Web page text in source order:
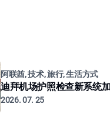
阿联酋, 技术, 旅行, 生活方式
迪拜机场护照检查新系统
2026. 07. 25